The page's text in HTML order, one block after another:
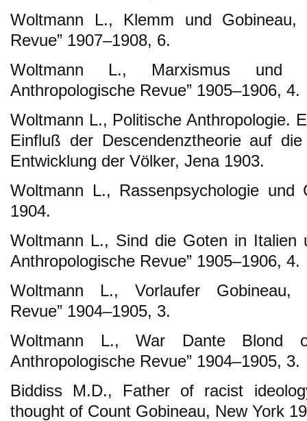
Woltmann L., Klemm und Gobineau,
Revue” 1907–1908, 6.
Woltmann L., Marxismus und
Anthropologische Revue” 1905–1906, 4.
Woltmann L., Politische Anthropologie.
Einfluß der Descendenztheorie auf
Entwicklung der Völker, Jena 1903.
Woltmann L., Rassenpsychologie und
1904.
Woltmann L., Sind die Goten in Italien
Anthropologische Revue” 1905–1906, 4.
Woltmann L., Vorlaufer Gobineau,
Revue” 1904–1905, 3.
Woltmann L., War Dante Blond
Anthropologische Revue” 1904–1905, 3.
Biddiss M.D., Father of racist
thought of Count Gobineau, New York